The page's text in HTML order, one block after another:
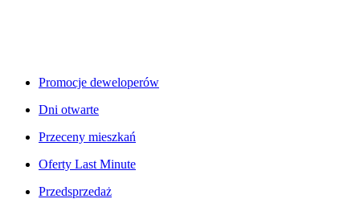
Promocje deweloperów
Dni otwarte
Przeceny mieszkań
Oferty Last Minute
Przedsprzedaż